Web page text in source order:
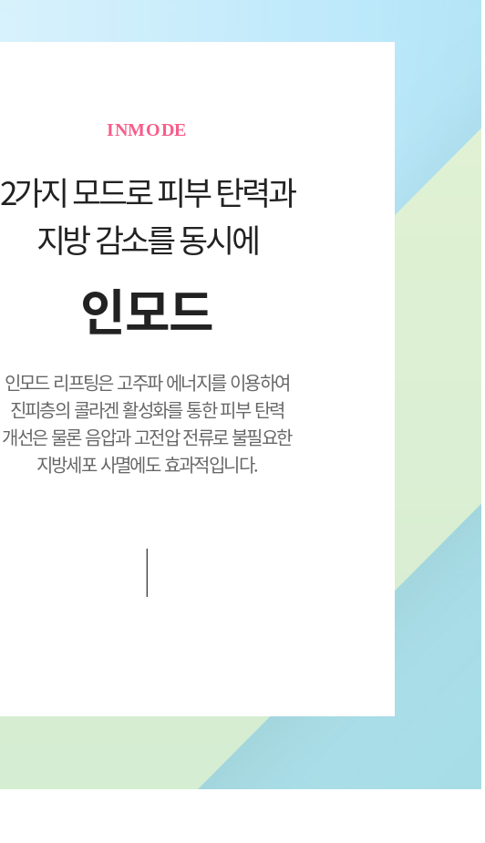
INMODE
2가지 모드로 피부 탄력과
지방 감소를 동시에
인모드
인모드 리프팅은 고주파 에너지를 이용하여
진피층의 콜라겐 활성화를 통한 피부 탄력
개선은 물론 음압과 고전압 전류로 불필요한
지방세포 사멸에도 효과적입니다.